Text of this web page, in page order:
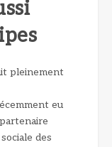
pleinement
eu
des